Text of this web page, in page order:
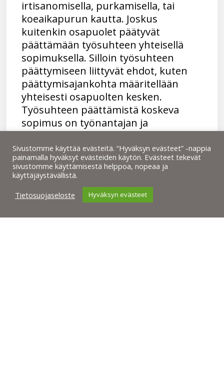
irtisanomisella, purkamisella, tai
koeaikapurun kautta. Joskus
kuitenkin osapuolet päätyvät
päättämään työsuhteen yhteisellä
sopimuksella. Silloin työsuhteen
päättymiseen liittyvät ehdot, kuten
päättymisajankohta määritellään
yhteisesti osapuolten kesken.
Työsuhteen päättämistä koskeva
sopimus on työnantajan ja
työsuhteen päättymisestä. Tällainen…
Kristina Long
Sivustomme käyttää evästeitä. “Hyväksyn evästeet” -nappia
painamalla hyväksyt evästeiden käytön. Evästeet tekevät
sivustomme käyttämisestä helppoa, nopeaa ja
käyttäjäystävällistä.
Tietosuojaseloste
Hyväksyn evästeet